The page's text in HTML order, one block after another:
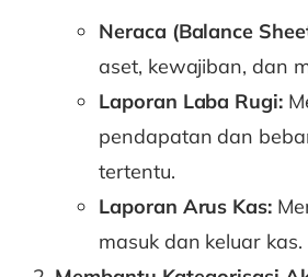
Neraca (Balance
aset, kewajiban, dan
Laporan Laba Rugi:
pendapatan dan
tertentu.
Laporan Arus Kas:
masuk dan keluar kas.